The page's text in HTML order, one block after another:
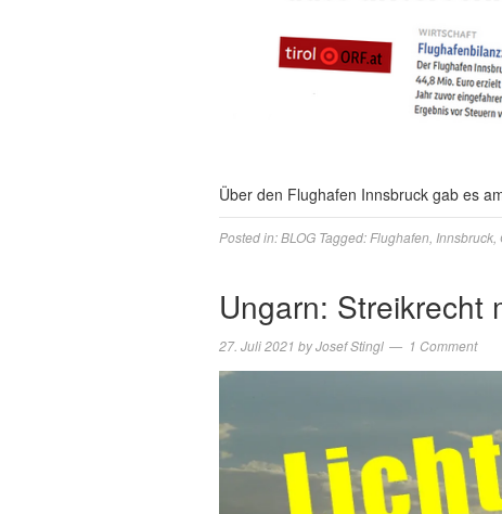
Über den Flughafen Innsbruck gab es
Posted in:BLOG Tagged: Flughafen Innsbruck
Ungarn: Streikrecht
27. Juli 2021 byJosef Stingl 1 Comment